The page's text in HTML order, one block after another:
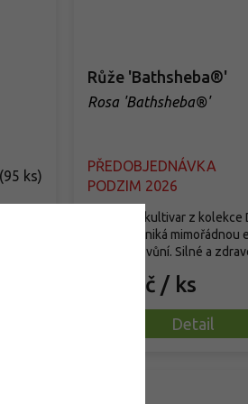
(95 ks)
Růže 'Bathsheba®'
Rosa 'Bathsheba®'
PŘEDOBJEDNÁVKA
PODZIM 2026
449 Kč / ks
Detail
Nádherný kultivar z kolekce
Austina vyniká mimořádnou
a bohatou vůní. Silné a